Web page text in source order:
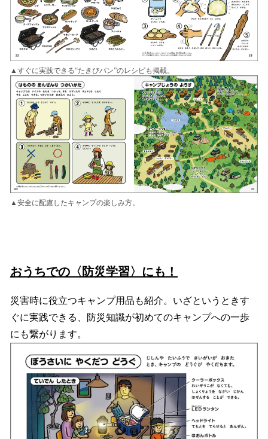
▲すぐに実践できる“たきびパン”のレシピも掲載。
▲安全に配慮したキャンプの楽しみ方。
おうちでの〈防災学習〉にも！
災害時に役立つキャンプ用品も紹介。いざというときす
ぐに実践できる、防災知識が初めてのキャンプへの一歩
にも繋がります。